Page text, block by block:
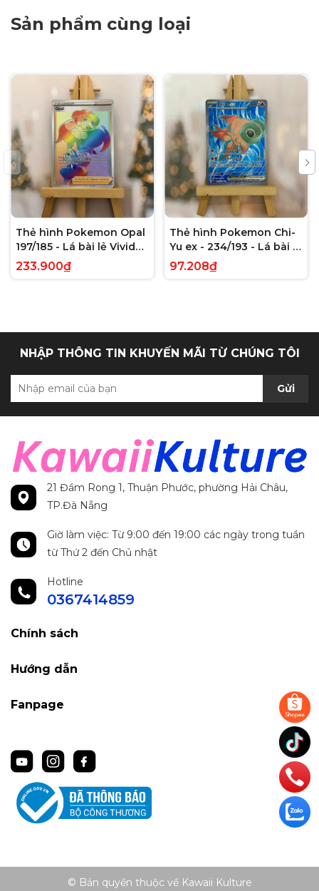
Sản phẩm cùng loại
Thẻ hình Pokemon Opal
197/185 - Lá bài lẻ Vivid
Voltage Hyper Rare tiếng
Anh chính hãng
233.900₫
Thẻ hình Pokemon Chi-
Yu ex - 234/193 - Lá bài lẻ
Paldea Evolved Full Art
Secret Rare tiếng Anh
97.208₫
NHẬP THÔNG TIN KHUYẾN MÃI TỪ CHÚNG TÔI
Gửi
21 Đầm Rong 1, Thuận Phước, phường Hải Châu,
TP.Đà Nẵng
Giờ làm việc: Từ 9:00 đến 19:00 các ngày trong tuần
từ Thứ 2 đến Chủ nhật
Hotline
0367414859
Chính sách
Hướng dẫn
Fanpage
© Bản quyền thuộc về Kawaii Kulture